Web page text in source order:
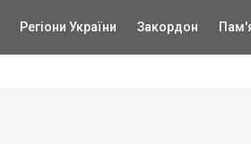
Регіони України Закордон